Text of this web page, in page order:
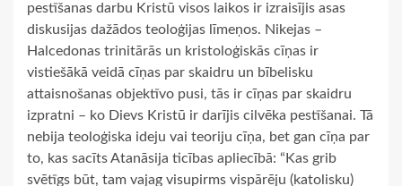
pestīšanas darbu Kristū visos laikos ir izraisījis asas
diskusijas dažādos teoloģijas līmeņos. Nikejas –
Halcedonas trinitārās un kristoloģiskās cīņas ir
vistiešākā veidā cīņas par skaidru un bībelisku
attaisnošanas objektīvo pusi, tās ir cīņas par skaidru
izpratni – ko Dievs Kristū ir darījis cilvēka pestīšanai. Tā
nebija teoloģiska ideju vai teoriju cīņa, bet gan cīņa par
to, kas sacīts Atanāsija ticības apliecībā: “Kas grib
svētīgs būt, tam vajag visupirms vispārēju (katolisku)